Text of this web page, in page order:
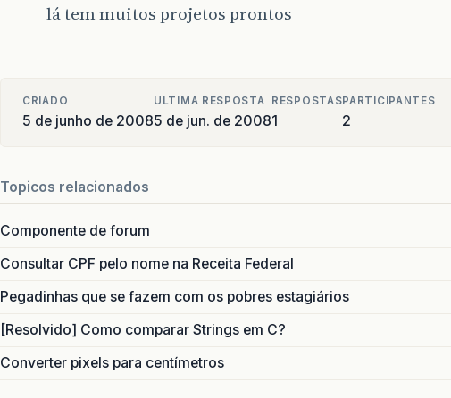
lá tem muitos projetos prontos
CRIADO
5 de junho de 2008
ULTIMA RESPOSTA
5 de jun. de 2008
RESPOSTAS
1
PARTICIPANTES
2
Topicos relacionados
Componente de forum
Consultar CPF pelo nome na Receita Federal
Pegadinhas que se fazem com os pobres estagiários
[Resolvido] Como comparar Strings em C?
Converter pixels para centímetros